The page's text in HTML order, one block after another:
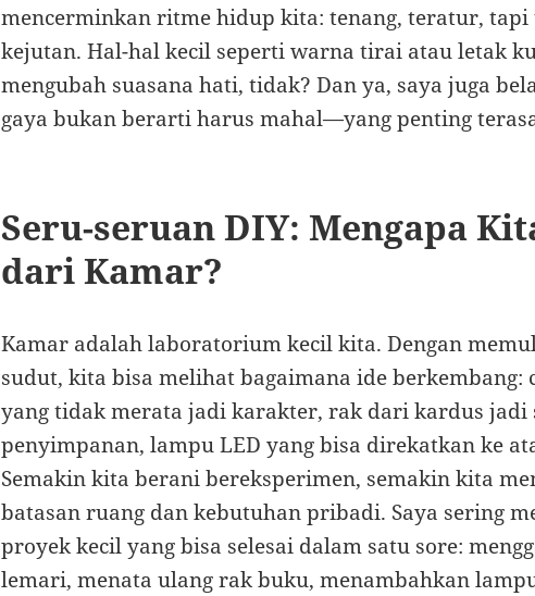
mencerminkan ritme hidup kita: tenang, teratur, tapi
kejutan. Hal-hal kecil seperti warna tirai atau letak
mengubah suasana hati, tidak? Dan ya, saya juga
gaya bukan berarti harus mahal—yang penting
Seru-seruan DIY: Mengapa
dari Kamar?
Kamar adalah laboratorium kecil kita. Dengan
sudut, kita bisa melihat bagaimana ide berkembang:
yang tidak merata jadi karakter, rak dari kardus jadi
penyimpanan, lampu LED yang bisa direkatkan ke
Semakin kita berani bereksperimen, semakin kita
batasan ruang dan kebutuhan pribadi. Saya sering
proyek kecil yang bisa selesai dalam satu sore:
lemari, menata ulang rak buku, menambahkan